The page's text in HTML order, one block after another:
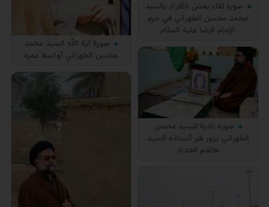
صورة لقاء بعض الأفراد بالسيد
محمد محسن الطهراني في حرم
الإمام الرضا عليه السلام
صورة آية الله السيد محمد
محسن الطهراني أواسط عمره
صورة نادرة للسيد محسن
الطهراني يزور قبر أستاذه السيد
هاشم الحداد